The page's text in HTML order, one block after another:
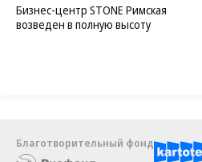
Бизнес-центр STONE Римская
возведен в полную высоту
Благотворительный фонд